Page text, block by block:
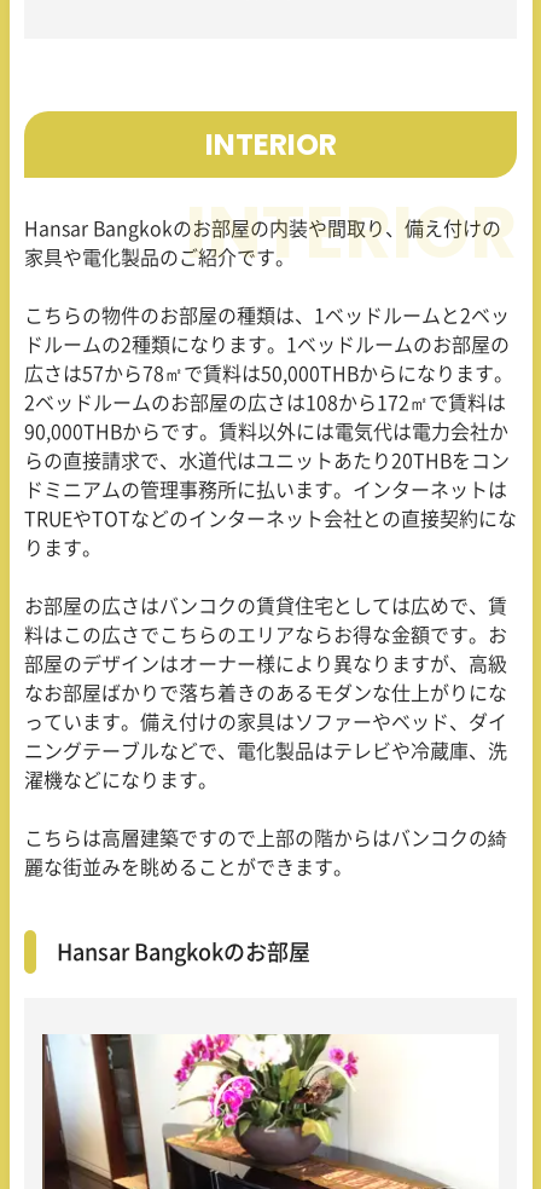
INTERIOR
Hansar Bangkokのお部屋の内装や間取り、備え付けの
家具や電化製品のご紹介です。
こちらの物件のお部屋の種類は、1ベッドルームと2ベッ
ドルームの2種類になります。1ベッドルームのお部屋の
広さは57から78㎡で賃料は50,000THBからになります。
2ベッドルームのお部屋の広さは108から172㎡で賃料は
90,000THBからです。賃料以外には電気代は電力会社か
らの直接請求で、水道代はユニットあたり20THBをコン
ドミニアムの管理事務所に払います。インターネットは
TRUEやTOTなどのインターネット会社との直接契約にな
ります。
お部屋の広さはバンコクの賃貸住宅としては広めで、賃
料はこの広さでこちらのエリアならお得な金額です。お
部屋のデザインはオーナー様により異なりますが、高級
なお部屋ばかりで落ち着きのあるモダンな仕上がりにな
っています。備え付けの家具はソファーやベッド、ダイ
ニングテーブルなどで、電化製品はテレビや冷蔵庫、洗
濯機などになります。
こちらは高層建築ですので上部の階からはバンコクの綺
麗な街並みを眺めることができます。
Hansar Bangkokのお部屋